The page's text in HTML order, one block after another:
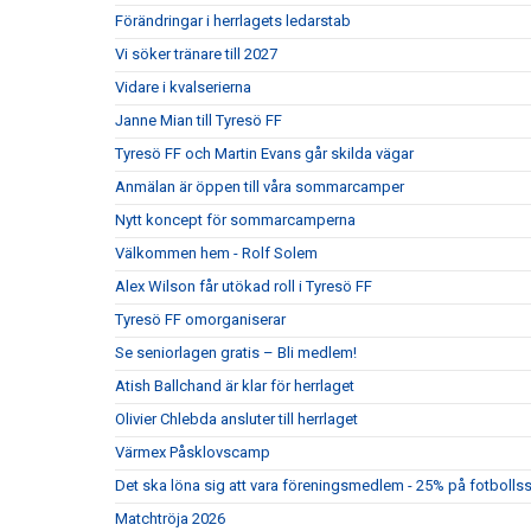
Förändringar i herrlagets ledarstab
Vi söker tränare till 2027
Vidare i kvalserierna
Janne Mian till Tyresö FF
Tyresö FF och Martin Evans går skilda vägar
Anmälan är öppen till våra sommarcamper
Nytt koncept för sommarcamperna
Välkommen hem - Rolf Solem
Alex Wilson får utökad roll i Tyresö FF
Tyresö FF omorganiserar
Se seniorlagen gratis – Bli medlem!
Atish Ballchand är klar för herrlaget
Olivier Chlebda ansluter till herrlaget
Värmex Påsklovscamp
Det ska löna sig att vara föreningsmedlem - 25% på
Matchtröja 2026